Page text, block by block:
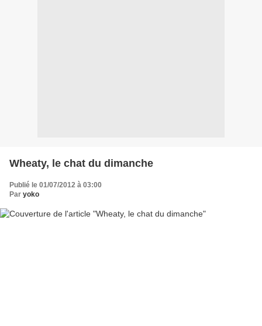
Wheaty, le chat du dimanche
Publié le 01/07/2012 à 03:00
Par yoko